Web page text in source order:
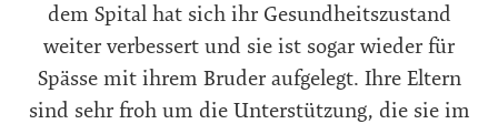
dem Spital hat sich ihr Gesundheitszustand
weiter verbessert und sie ist sogar wieder für
Spässe mit ihrem Bruder aufgelegt. Ihre Eltern
sind sehr froh um die Unterstützung, die sie im